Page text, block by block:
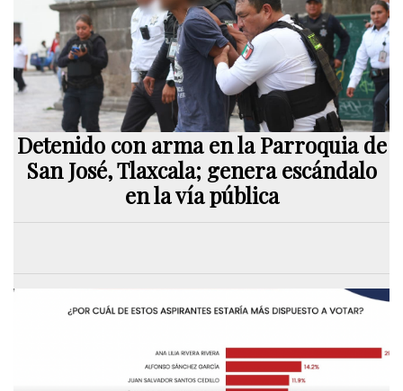
Detenido con arma en la Parroquia de
San José, Tlaxcala; genera escándalo
en la vía pública